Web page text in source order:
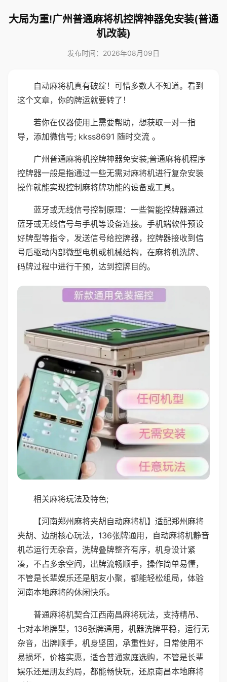
大局为重!广州普通麻将机控牌神器免安装(普通
机改装)
发布时间：2026年08月09日
自动麻将机真有破绽！可惜多数人不知道。看到
这个文章，你的牌运就要转了！
若你在仪器使用上需要帮助，想获取一对一指
导，添加微信号; kkss8691 随时交流 。
广州普通麻将机控牌神器免安装;普通麻将机程序
控牌器一般是指通过一些无需对麻将机进行复杂安装
操作就能实现控制麻将牌功能的设备或工具。
蓝牙或无线信号控制原理：一些智能控牌器通过
蓝牙或无线信号与手机等设备连接。手机端软件预设
好牌型等指令，发送信号给控牌器，控牌器接收到信
号后驱动内部微型电机或机械结构，在麻将机洗牌、
码牌过程中进行干预，达到控牌目的。
相关麻将玩法及特色;
【河南郑州麻将夹胡自动麻将机】适配郑州麻将
夹胡、边胡核心玩法，136张牌通用，自动麻将机静音
机芯运行无杂音，洗牌叠牌整齐有序，机身设计紧
凑，不占多余空间，出牌流畅顺手，操作简单易懂，
不管是长辈娱乐还是朋友小聚，都能轻松组局，体验
河南本地麻将的休闲快乐。
普通麻将机契合江西南昌麻将玩法，支持精吊、
七对本地牌型，136张牌通用，机器洗牌平稳，运行无
杂音，出牌顺手，机身坚固，承重性好，日常使用不
易损坏，价格实惠，适合普通家庭选购，不管是长辈
娱乐还是朋友约局，都能畅快玩，还原南昌本地麻将